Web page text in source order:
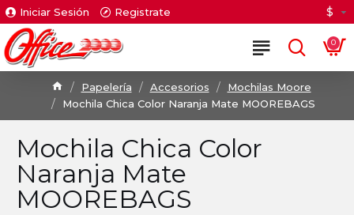
Iniciar Sesión Registrate $
0
Papelería Accesorios
Mochilas Moore
Mochila Chica Color Naranja Mate MOOREBAGS
Mochila Chica Color
Naranja Mate
MOOREBAGS